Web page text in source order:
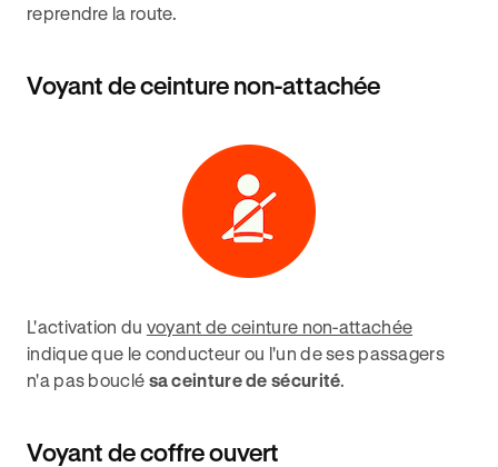
reprendre la route.
Voyant de ceinture non-attachée
L'activation du voyant de ceinture non-attachée
indique que le conducteur ou l'un de ses passagers
n'a pas bouclé sa ceinture de sécurité.
Voyant de coffre ouvert